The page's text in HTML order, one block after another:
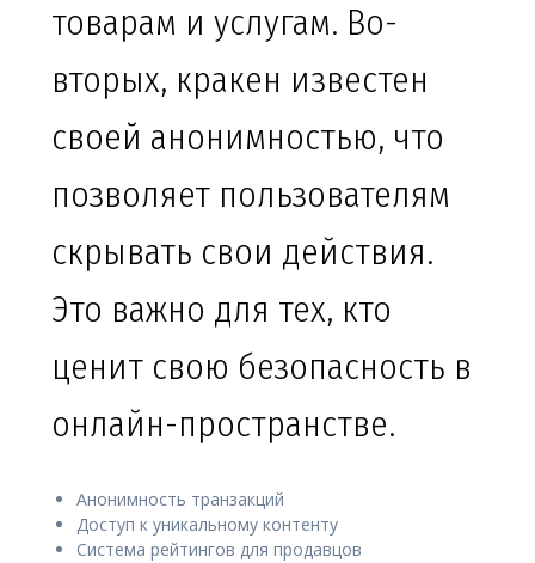
товарам и услугам. Во-
вторых, кракен известен
своей анонимностью, что
позволяет пользователям
скрывать свои действия.
Это важно для тех, кто
ценит свою безопасность в
онлайн-пространстве.
Анонимность транзакций
Доступ к уникальному контенту
Система рейтингов для продавцов